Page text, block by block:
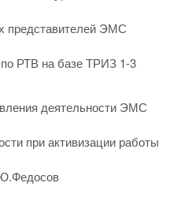
представителей ЭМС
РТВ на базе ТРИЗ 1-3
деятельности ЭМС
при активизации работы